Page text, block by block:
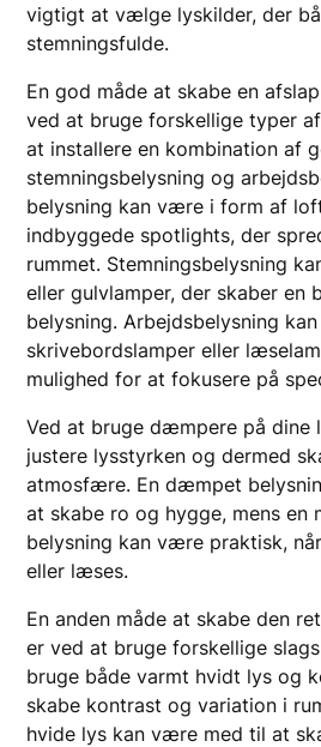
vigtigt at vælge lyskilder, der
stemningsfulde.
En god måde at skabe en
ved at bruge forskellige typer
at installere en kombination af
stemningsbelysning og
belysning kan være i form af
indbyggede spotlights, der
rummet. Stemningsbelysning
eller gulvlamper, der skaber
belysning. Arbejdsbelysning
skrivebordslamper eller
mulighed for at fokusere på
Ved at bruge dæmpere på dine
justere lysstyrken og dermed
atmosfære. En dæmpet
at skabe ro og hygge, mens en
belysning kan være praktisk,
eller læses.
En anden måde at skabe den
er ved at bruge forskellige
bruge både varmt hvidt lys og
skabe kontrast og variation i
hvide lys kan være med til at